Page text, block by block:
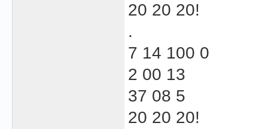
20 20 20!
.
7 14 100 0
2 00 13
37 08 5
20 20 20!